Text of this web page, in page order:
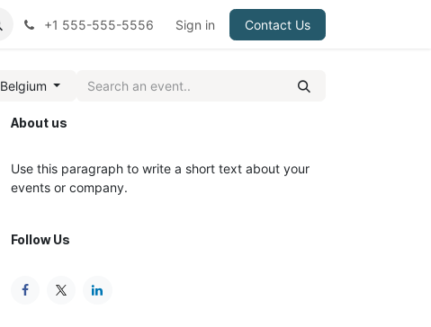
+1 555-555-5556 Sign in Contact Us
Belgium
About us
Use this paragraph to write a short text about your
events or company.
Follow Us